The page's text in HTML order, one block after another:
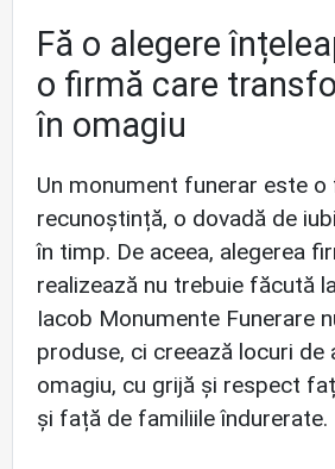
Fă o alegere
o firmă care
în omagiu
Un monument funerar este
recunoștință, o dovadă de
în timp. De aceea, alegerea
realizează nu trebuie făcută
Iacob Monumente Funerare
produse, ci creează locuri de
omagiu, cu grijă și respect
și față de familiile îndurerate.